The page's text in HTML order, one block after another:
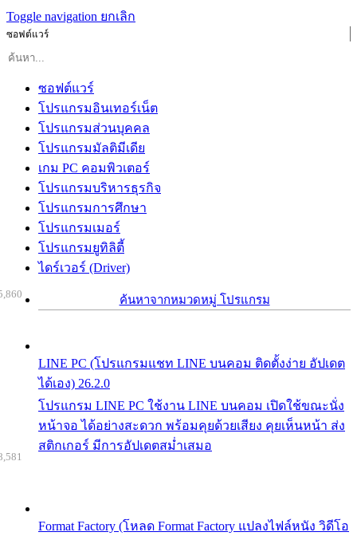
Toggle navigation ยกเลิก
ซอฟต์แวร์
ซอฟต์แวร์
โปรแกรมอินเทอร์เน็ต
โปรแกรมส่วนบุคคล
โปรแกรมมัลติมีเดีย
เกม PC คอมพิวเตอร์
โปรแกรมบริหารธุรกิจ
โปรแกรมการศึกษา
โปรแกรมเมอร์
โปรแกรมยูทิลิตี้
ไดร์เวอร์ (Driver)
ค้นหาจากหมวดหมู่ โปรแกรม
LINE PC (โปรแกรมแชท LINE บนคอม ติดตั้งง่าย อัปเดต
ได้เอง) 26.2.0
โปรแกรม LINE PC ใช้งาน LINE บนคอม เปิดใช้ขณะนั่ง
หน้าจอ ได้อย่างสะดวก พร้อมคุยด้วยเสียง คุยเห็นหน้า ส่ง
สติกเกอร์ มีการอัปเดตสม่ำเสมอ
Format Factory (โหลด Format Factory แปลงไฟล์หนัง วิดีโอ